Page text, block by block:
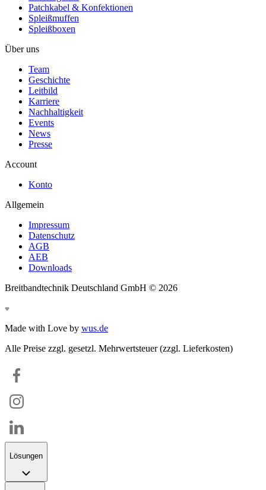
Patchkabel & Konfektionen
Spleißmuffen
Spleißboxen
Über uns
Team
Geschichte
Leitbild
Karriere
Nachhaltigkeit
Events
News
Presse
Account
Konto
Allgemein
Impressum
Datenschutz
AGB
AEB
Downloads
Breitbandtechnik Deutschland GmbH © 2026
Made with Love by wus.de
Alle Preise zzgl. gesetzl. Mehrwertsteuer (zzgl. Lieferkosten)
Lösungen